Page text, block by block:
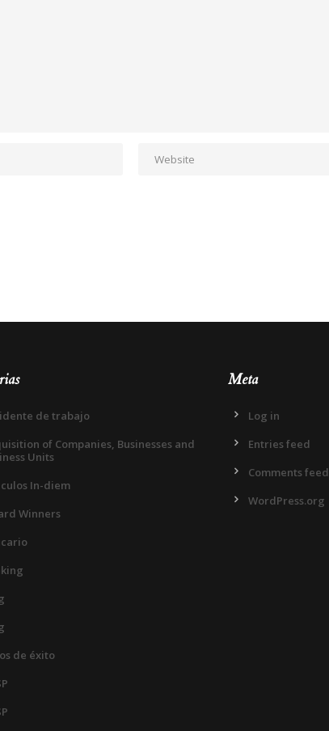
de trabajo
of Companies, Businesses and
Units
In-diem
Winners
de éxito
Meta
Log in
Entries feed
Comments feed
WordPress.org